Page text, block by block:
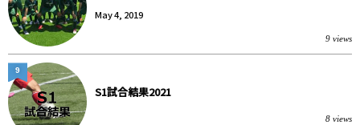
May 4, 2019
9 views
S1試合結果2021
8 views
9